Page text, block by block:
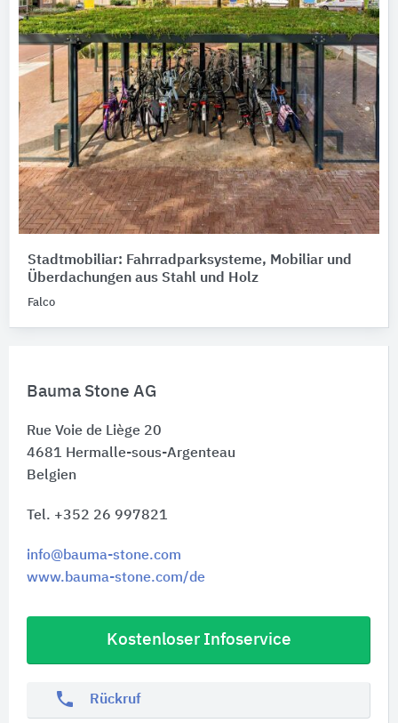
Bauma Stone AG
Rue Voie de Liège 20
4681 Hermalle-sous-Argenteau
Belgien
Tel. +352 26 997821
info@bauma-stone.com
www.bauma-stone.com/de
Kostenloser Infoservice
phone Rückruf
Stadtmobiliar: Fahrradparksysteme, Mobiliar und
Überdachungen aus Stahl und Holz
Falco